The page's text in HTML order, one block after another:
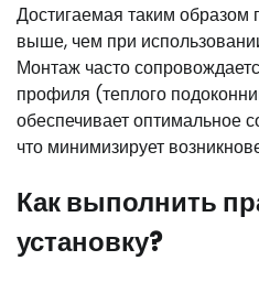
Достигаемая таким образом
выше, чем при
Монтаж часто
профиля (теплого
обеспечивает оптимальное
что минимизирует
Как выполнить
установку?